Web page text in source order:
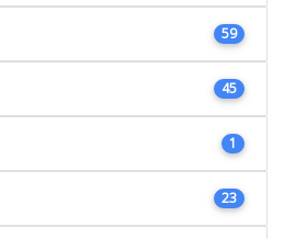
59
45
1
23